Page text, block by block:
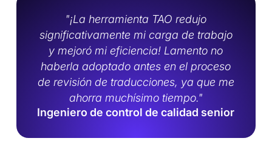
"¡La herramienta TAO redujo
significativamente mi carga de trabajo
y mejoró mi eficiencia! Lamento no
haberla adoptado antes en el proceso
de revisión de traducciones, ya que me
ahorra muchísimo tiempo."
Ingeniero de control de calidad senior